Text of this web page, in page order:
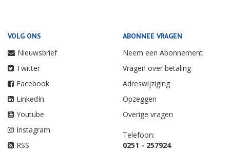
VOLG ONS
Nieuwsbrief
Twitter
Facebook
LinkedIn
Youtube
Instagram
RSS
ABONNEE VRAGEN
Neem een Abonnement
Vragen over betaling
Adreswijziging
Opzeggen
Overige vragen
Telefoon:
0251 - 257924